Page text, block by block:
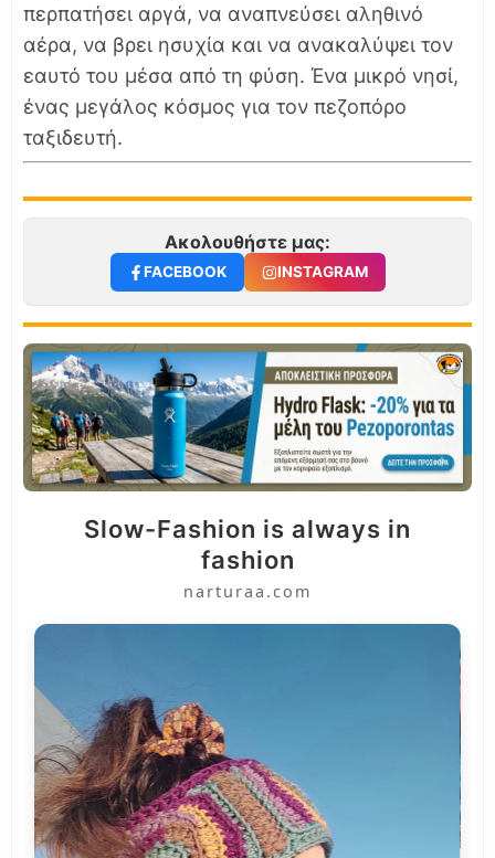
περπατήσει αργά, να αναπνεύσει αληθινό
αέρα, να βρει ησυχία και να ανακαλύψει τον
εαυτό του μέσα από τη φύση. Ένα μικρό νησί,
ένας μεγάλος κόσμος για τον πεζοπόρο
ταξιδευτή.
Ακολουθήστε μας:
FACEBOOK INSTAGRAM
Slow-Fashion is always in
fashion
narturaa.com